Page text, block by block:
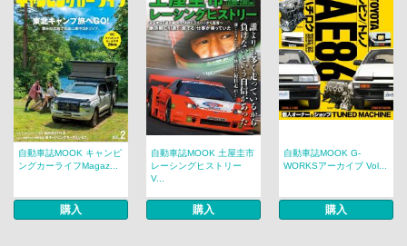
自動車誌MOOK キャンピ
ングカーライフMagaz...
購入
自動車誌MOOK 土屋圭市
レーシングヒストリー
V...
購入
自動車誌MOOK G-
WORKSアーカイブ Vol...
購入